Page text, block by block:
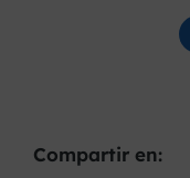
Compartir en: